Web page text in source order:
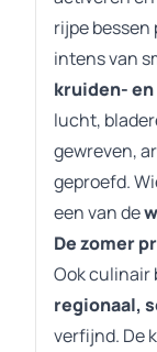
rijpe
intens van
kruiden-
lucht,
gewreven,
geproefd.
een van de
De zomer
Ook culinair
regionaal,
verfijnd. De